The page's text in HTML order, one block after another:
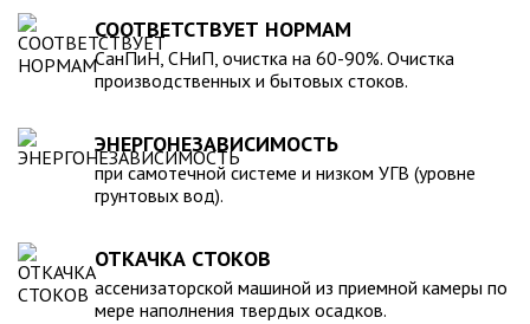
для машины. При подборе септика нужно рассчитать объем
стоков в зависимости от количества пользователей и
возможности залпового слива.
устойчивость к воздействию любых агрессивных веществ.
2. Возможность использования при больших перепадах
температуры, в том числе при очень низких в зимний
период. 3. Долговечность – срок эксплуатации исчисляется
устанавливается на подготовленном месте в течение
нескольких часов. 5. Простота обслуживания.В
ассортименте продукции, реализуемой нашей компанией –
пластиковые и стеклопластиковые изделия, изготовленные
в полном соответствии с Государственными стандартами,
санитарно-гигиеническими и другими нормативами.
СООТВЕТСТВУЕТ НОРМАМ
СанПиН, СНиП, очистка на 60-90%. Очистка
производственных и бытовых стоков.
ЭНЕРГОНЕЗАВИСИМОСТЬ
при самотечной системе и низком УГВ (уровне
грунтовых вод).
ОТКАЧКА СТОКОВ
ассенизаторской машиной из приемной камеры по
мере наполнения твердых осадков.